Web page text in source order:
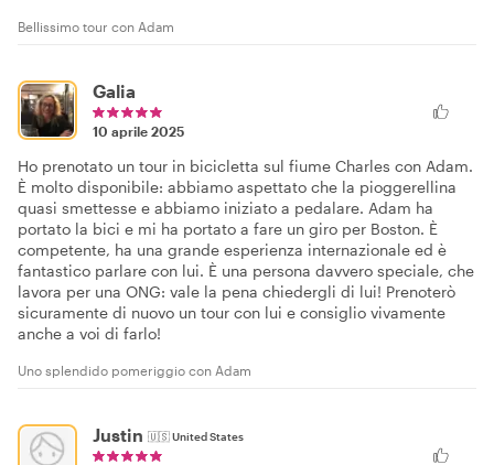
Bellissimo tour con Adam
Galia
10 aprile 2025
Ho prenotato un tour in bicicletta sul fiume Charles con Adam.
È molto disponibile: abbiamo aspettato che la pioggerellina
quasi smettesse e abbiamo iniziato a pedalare. Adam ha
portato la bici e mi ha portato a fare un giro per Boston. È
competente, ha una grande esperienza internazionale ed è
fantastico parlare con lui. È una persona davvero speciale, che
lavora per una ONG: vale la pena chiedergli di lui! Prenoterò
sicuramente di nuovo un tour con lui e consiglio vivamente
anche a voi di farlo!
Uno splendido pomeriggio con Adam
Justin 🇺🇸United States